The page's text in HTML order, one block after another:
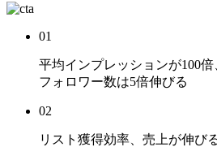
01
平均インプレッションが100倍
フォロワー数は5倍伸びる
02
リスト獲得効率、売上が伸び